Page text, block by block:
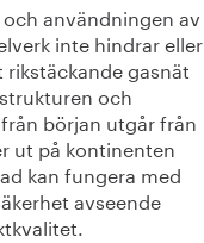
användningen av
inte hindrar eller
gasnät
och
början utgår från
ut på kontinenten
kan fungera med
avseende